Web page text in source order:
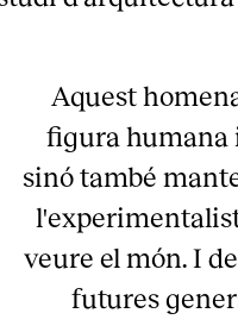
Aquest
figura humana
sinó també
veure el món. I
futures